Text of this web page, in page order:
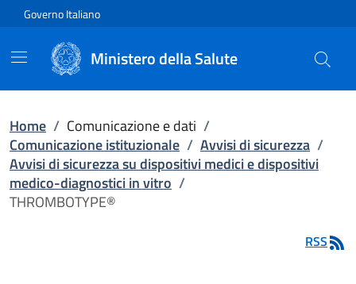
Vai direttamente al contenuto
Governo Italiano
Ministero della Salute
Home / Comunicazione e dati /
Comunicazione istituzionale / Avvisi di sicurezza /
Avvisi di sicurezza su dispositivi medici e dispositivi
medico-diagnostici in vitro /
THROMBOTYPE®
RSS